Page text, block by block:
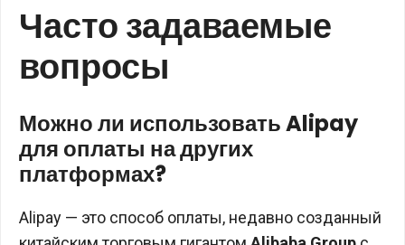
Часто задаваемые
вопросы
Можно ли использовать Alipay
для оплаты на других
платформах?
Alipay — это способ оплаты, недавно созданный